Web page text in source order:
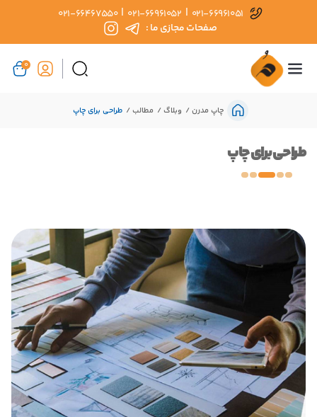
021-66961051
|
021-66961052
|
021-66467550
صفحات مجازی ما :
0
چاپ مدرن وبلاگ مطالب طراحی برای چاپ
طراحی برای چاپ